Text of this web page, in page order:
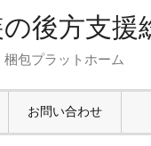
後方支援
包プラットホーム
お問い合わせ